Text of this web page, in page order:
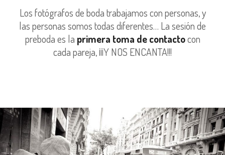
Los fotógrafos de boda trabajamos con personas, y
las personas somos todas diferentes… La sesión de
preboda es la primera toma de contactocon
cada pareja, ¡¡¡Y NOS ENCANTA!!!